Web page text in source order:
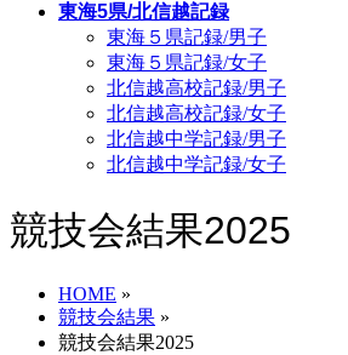
東海5県/北信越記録
東海５県記録/男子
東海５県記録/女子
北信越高校記録/男子
北信越高校記録/女子
北信越中学記録/男子
北信越中学記録/女子
競技会結果2025
HOME »
競技会結果 »
競技会結果2025